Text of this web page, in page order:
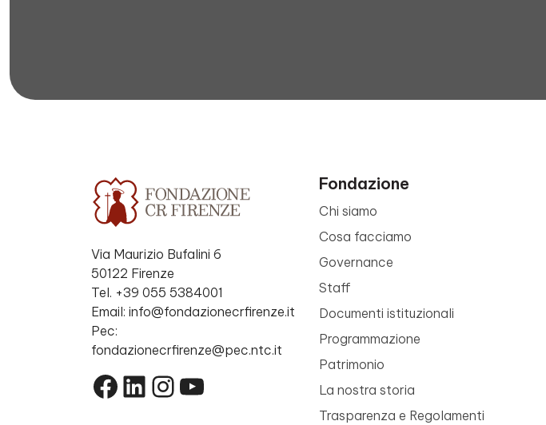
Via Maurizio Bufalini 6
50122 Firenze
Tel. +39 055 5384001
Email: info@fondazionecrfirenze.it
Pec:
fondazionecrfirenze@pec.ntc.it
Facebook
LinkedIn
Instagram
YouTube
Fondazione
Chi siamo
Cosa facciamo
Governance
Staff
Documenti istituzionali
Programmazione
Patrimonio
La nostra storia
Trasparenza e Regolamenti